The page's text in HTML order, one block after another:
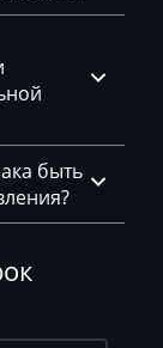
быть